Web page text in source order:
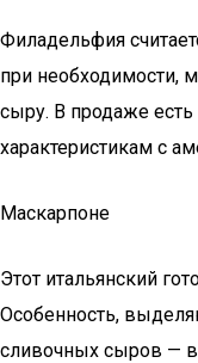
Филадельфия
при необходимости,
сыру. В продаже
характеристикам с
Маскарпоне
Этот итальянский
Особенность,
сливочных сыров —